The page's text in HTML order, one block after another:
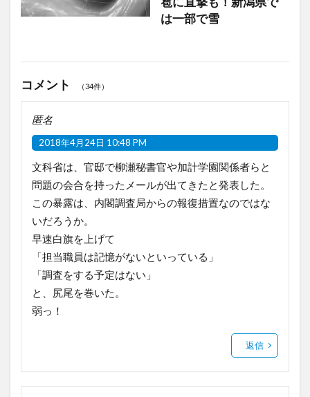
は一部で雪
コメント （34件）
匿名
2018年4月24日 10:48 PM
文科省は、官邸で柳瀬秘書官や加計学園関係者らと
問題の会合を持ったメールが出てきたと発表した。
この暴露は、内閣調査局からの報復措置なのではな
いだろうか。
早速白旗を上げて
「担当職員は記憶がないといっている」
「調査をする予定はない」
と、尻尾を巻いた。
弱っ！
返信